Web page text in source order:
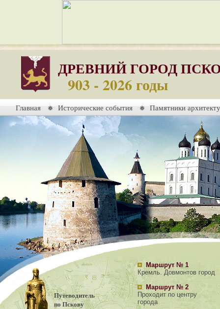
ДРЕВНИЙ ГОРОД
903 - 2026 годы
Главная Исторические события Памятники
Путеводитель
по Пскову
Маршрут № 1
Кремль. Довмонтов город
Маршрут № 2
Проходит по центру
города